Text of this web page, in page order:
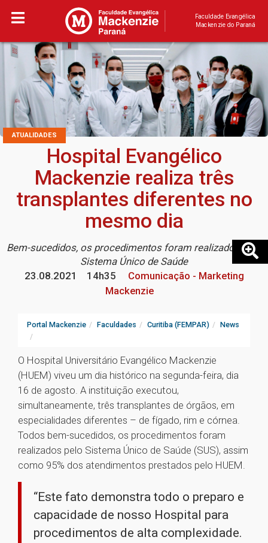
Faculdade Evangélica
Mackenzie do Paraná
ATUALIDADES
Hospital Evangélico
Mackenzie realiza três
transplantes diferentes no
mesmo dia
Bem-sucedidos, os procedimentos foram realizados pelo
Sistema Único de Saúde
23.08.2021
14h35
Comunicação - Marketing
Mackenzie
Portal Mackenzie Faculdades Curitiba (FEMPAR) News
O Hospital Universitário Evangélico Mackenzie
(HUEM) viveu um dia histórico na segunda-feira, dia
16 de agosto. A instituição executou,
simultaneamente, três transplantes de órgãos, em
especialidades diferentes – de fígado, rim e córnea.
Todos bem-sucedidos, os procedimentos foram
realizados pelo Sistema Único de Saúde (SUS), assim
como 95% dos atendimentos prestados pelo HUEM.
“Este fato demonstra todo o preparo e
capacidade de nosso Hospital para
procedimentos de alta complexidade.